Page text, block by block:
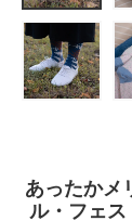
あったかメ
ル・フェ